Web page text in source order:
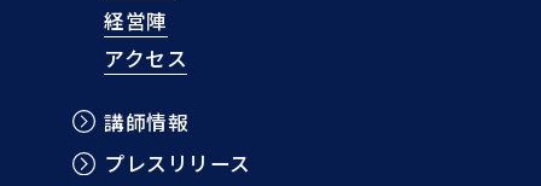
経営陣
アクセス
講師情報
プレスリリース